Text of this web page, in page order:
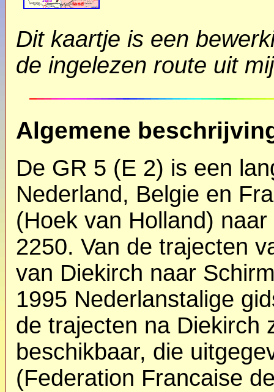
Dit kaartje is een
de ingelezen route uit
Algemene
De GR 5 (E 2) is een
Nederland, Belgie en
(Hoek van Holland)
2250. Van de trajecten
van Diekirch naar
1995 Nederlanstalige
de trajecten na Diekirch
beschikbaar, die
(Federation Francaise